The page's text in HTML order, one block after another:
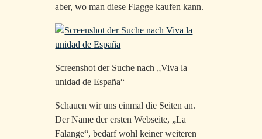
aber, wo man diese Flagge kaufen kann.
Screenshot der Suche nach „Viva la
unidad de España“
Schauen wir uns einmal die Seiten an.
Der Name der ersten Webseite, „La
Falange“, bedarf wohl keiner weiteren